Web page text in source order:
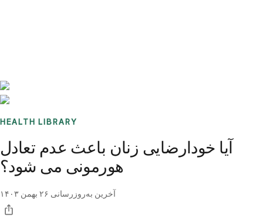
HEALTH LIBRARY
آیا خودارضایی زنان باعث عدم تعادل
هورمونی می شود؟
آخرین به‌روزرسانی ۲۶ بهمن ۱۴۰۳